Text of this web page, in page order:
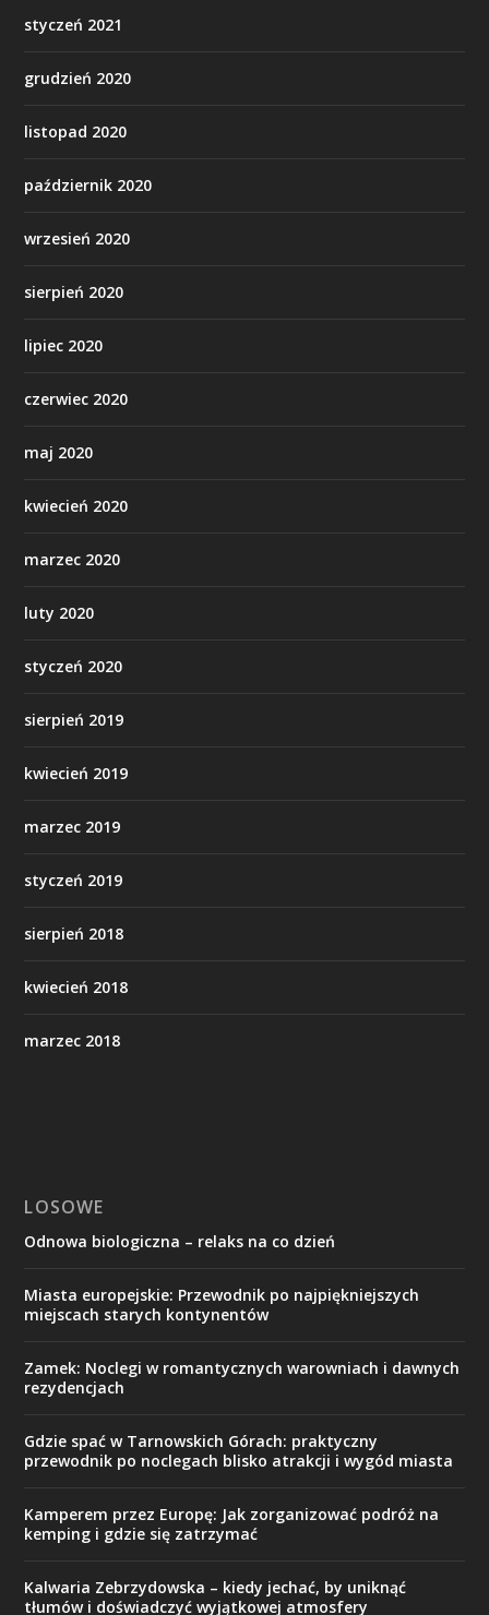
styczeń 2021
grudzień 2020
listopad 2020
październik 2020
wrzesień 2020
sierpień 2020
lipiec 2020
czerwiec 2020
maj 2020
kwiecień 2020
marzec 2020
luty 2020
styczeń 2020
sierpień 2019
kwiecień 2019
marzec 2019
styczeń 2019
sierpień 2018
kwiecień 2018
marzec 2018
LOSOWE
Odnowa biologiczna – relaks na co dzień
Miasta europejskie: Przewodnik po najpiękniejszych
miejscach starych kontynentów
Zamek: Noclegi w romantycznych warowniach i dawnych
rezydencjach
Gdzie spać w Tarnowskich Górach: praktyczny
przewodnik po noclegach blisko atrakcji i wygód miasta
Kamperem przez Europę: Jak zorganizować podróż na
kemping i gdzie się zatrzymać
Kalwaria Zebrzydowska – kiedy jechać, by uniknąć
tłumów i doświadczyć wyjątkowej atmosfery